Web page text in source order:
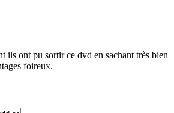
ils ont pu sortir ce dvd en sachant très bien
foireux.